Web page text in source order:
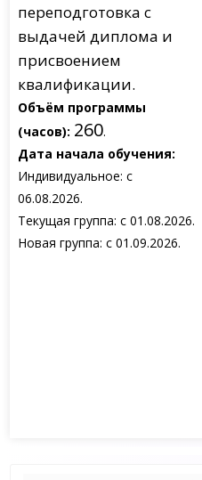
переподготовка с
выдачей диплома и
присвоением
квалификации.
Объём программы
(часов): 260.
Дата начала обучения:
Индивидуальное: с
06.08.2026.
Текущая группа: с 01.08.2026.
Новая группа: с 01.09.2026.